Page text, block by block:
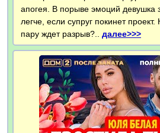
апогея. В порыве эмоций девушка
легче, если супруг покинет
пару ждет разрыв?.. далее>>>